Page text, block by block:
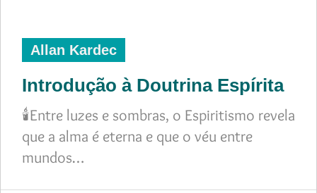
Allan Kardec
Introdução à Doutrina Espírita
🕯️Entre luzes e sombras, o Espiritismo revela
que a alma é eterna e que o véu entre
mundos…